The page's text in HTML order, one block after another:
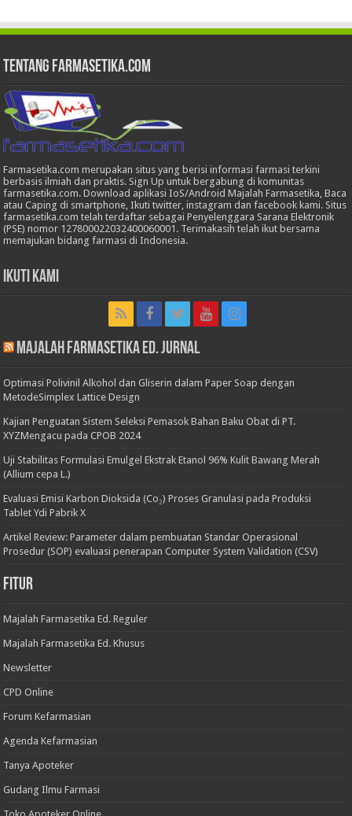
Tentang Farmasetika.com
Farmasetika.com merupakan situs yang berisi informasi farmasi terkini
berbasis ilmiah dan praktis. Sign Up untuk bergabung di komunitas
farmasetika.com. Download aplikasi IoS/Android Majalah Farmasetika, Baca
atau Caping di smartphone, Ikuti twitter, instagram dan facebook kami. Situs
farmasetika.com telah terdaftar sebagai Penyelenggara Sarana Elektronik
(PSE) nomor 127800022032400060001. Terimakasih telah ikut bersama
memajukan bidang farmasi di Indonesia.
Ikuti Kami
Majalah Farmasetika Ed. Jurnal
Optimasi Polivinil Alkohol dan Gliserin dalam Paper Soap dengan
MetodeSimplex Lattice Design
Kajian Penguatan Sistem Seleksi Pemasok Bahan Baku Obat di PT.
XYZMengacu pada CPOB 2024
Uji Stabilitas Formulasi Emulgel Ekstrak Etanol 96% Kulit Bawang Merah
(Allium cepa L.)
Evaluasi Emisi Karbon Dioksida (Co₂) Proses Granulasi pada Produksi
Tablet Ydi Pabrik X
Artikel Review: Parameter dalam pembuatan Standar Operasional
Prosedur (SOP) evaluasi penerapan Computer System Validation (CSV)
Fitur
Majalah Farmasetika Ed. Reguler
Majalah Farmasetika Ed. Khusus
Newsletter
CPD Online
Forum Kefarmasian
Agenda Kefarmasian
Tanya Apoteker
Gudang Ilmu Farmasi